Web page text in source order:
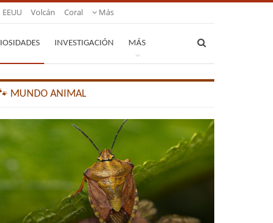
EEUU Volcán Coral Más
INVESTIGACIÓN MÁS
MUNDO ANIMAL